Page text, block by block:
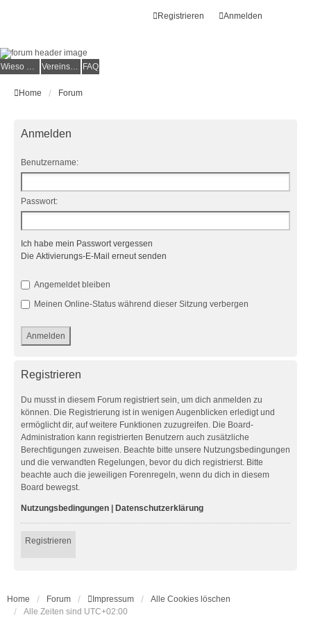
Anmelden
Registrieren
Wieso der e.V.? Vereinsmitglied werden FAQ
Home Forum
Anmelden
Benutzername:
Passwort:
Ich habe mein Passwort vergessen
Die Aktivierungs-E-Mail erneut senden
Angemeldet bleiben
Meinen Online-Status während dieser Sitzung verbergen
Registrieren
Du musst in diesem Forum registriert sein, um dich anmelden zu
können. Die Registrierung ist in wenigen Augenblicken erledigt und
ermöglicht dir, auf weitere Funktionen zuzugreifen. Die Board-
Administration kann registrierten Benutzern auch zusätzliche
Berechtigungen zuweisen. Beachte bitte unsere Nutzungsbedingungen
und die verwandten Regelungen, bevor du dich registrierst. Bitte
beachte auch die jeweiligen Forenregeln, wenn du dich in diesem
Board bewegst.
Nutzungsbedingungen Datenschutzerklärung
Registrieren
Home Forum Impressum
Alle Cookies löschen
Alle Zeiten sind UTC+02:00